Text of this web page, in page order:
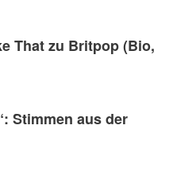
That zu Britpop (Bio,
Stimmen aus der